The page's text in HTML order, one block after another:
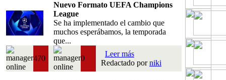
Nuevo Formato UEFA Champions
League
Se ha implementado el cambio que
muchos esperábamos, la temporada
que...
470 0
Leer más
Redactado porniki